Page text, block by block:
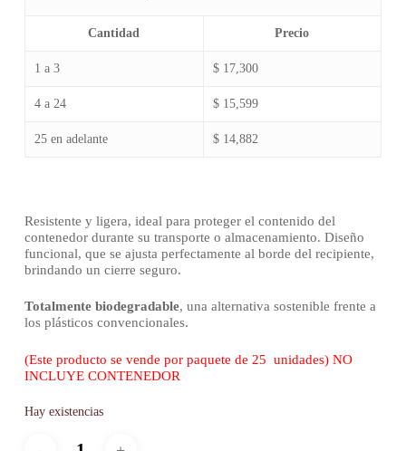
Cantidad Precio
1 a 3 $ 17,300
4 a 24 $ 15,599
25 en adelante $ 14,882
Resistente y ligera, ideal para proteger el contenido del
contenedor durante su transporte o almacenamiento. Diseño
funcional, que se ajusta perfectamente al borde del recipiente,
brindando un cierre seguro.
Totalmente biodegradable, una alternativa sostenible frente a
los plásticos convencionales.
(Este producto se vende por paquete de 25 unidades) NO
INCLUYE CONTENEDOR
Hay existencias